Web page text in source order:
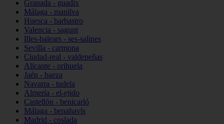
Granada - guadix
Málaga - manilva
Huesca - barbastro
Valencia - sagunt
Illes-balears - ses-salines
Sevilla - carmona
Ciudad-real - valdepeñas
Alicante - orihuela
Jaén - baeza
Navarra - tudela
Almería - el-ejido
Castellón - benicarló
Málaga - benahavís
Madrid - coslada